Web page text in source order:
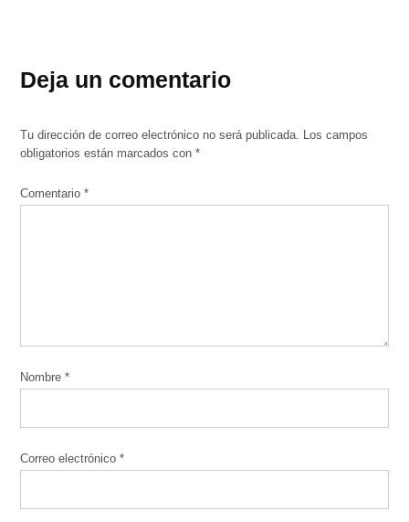
Deja un comentario
Tu dirección de correo electrónico no será publicada. Los campos
obligatorios están marcados con*
Comentario*
Nombre*
Correo electrónico*